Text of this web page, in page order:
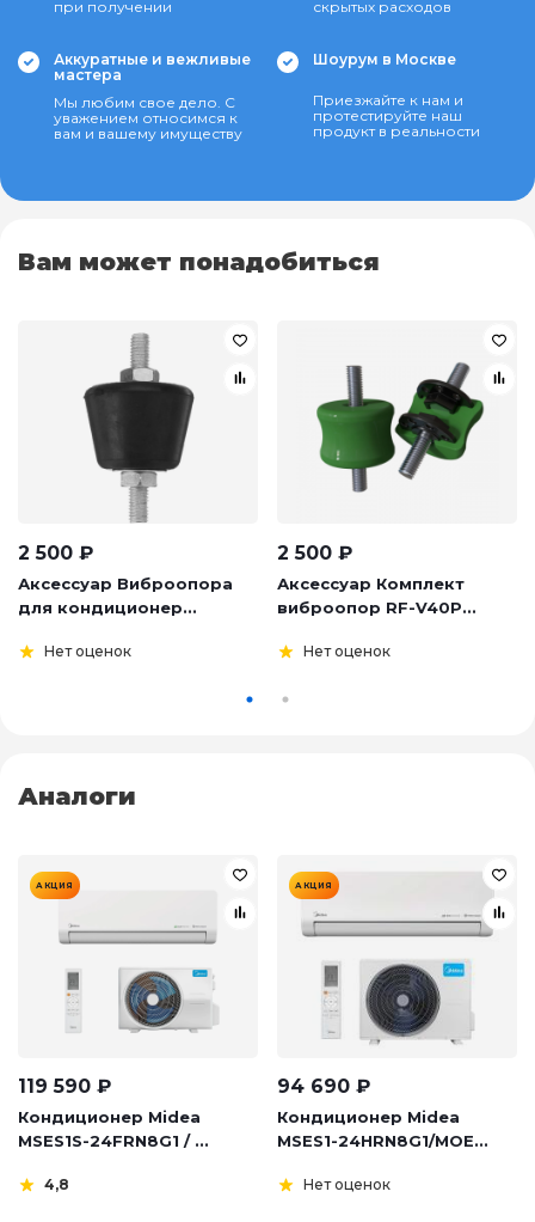
при получении
скрытых расходов
Аккуратные и вежливые
мастера
Мы любим свое дело. С
уважением относимся к
вам и вашему имуществу
Шоурум в Москве
Приезжайте к нам и
протестируйте наш
продукт в реальности
Вам может понадобиться
2 500 ₽
Аксессуар Виброопора
для кондиционер...
Нет оценок
2 500 ₽
Аксессуар Комплект
виброопор RF-V40P...
Нет оценок
Аналоги
АКЦИЯ
119 590 ₽
Кондиционер Midea
MSES1S-24FRN8G1 / ...
4,8
АКЦИЯ
94 690 ₽
Кондиционер Midea
MSES1-24HRN8G1/MOE...
Нет оценок